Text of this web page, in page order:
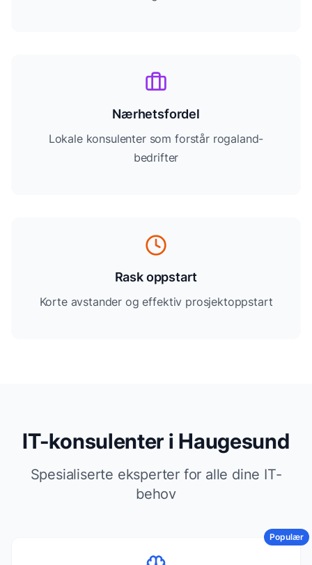
Nærhetsfordel
Lokale konsulenter som forstår rogaland-
bedrifter
Rask oppstart
Korte avstander og effektiv prosjektoppstart
IT-konsulenter i Haugesund
Spesialiserte eksperter for alle dine IT-
behov
Populær